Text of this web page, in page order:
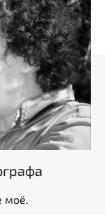
моё.